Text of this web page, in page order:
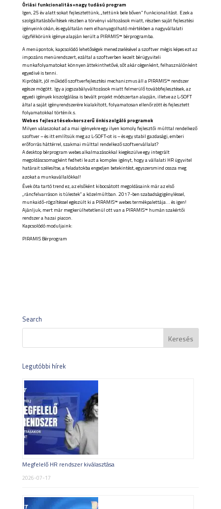
Óriási funkcionalitás=nagy tudású program
Igen, 25 év alatt sokat fejlesztettünk, „tettünk bele bőven” funkcionalitást. Ezek a
szolgáltatásbővítések részben a törvényi változások miatt, részben saját fejlesztési
igényeink okán, és egyáltalán nem elhanyagolható mértékben a nagyvállalati
ügyfélkörünk igénye alapján került a PIRAMIS™ bérprogramba.
A menüpontok, kapcsolódó lehetőségek menedzselésével a szoftver mégis képes ezt az
impozáns menürendszert, ezáltal a szoftverben kezelt bérügyviteli
munkafolyamatokat könnyen áttekinthetővé, sőt akár cégenként, felhasználónként
egyedivé is tenni.
Kipróbált, jól működő szoftverfejlesztési mechanizmus áll a PIRAMIS™ rendszer
egésze mögött. Igy a jogszabályváltozások miatt felmerülő továbbfejlesztések, az
egyedi igények kiszolgálása is bevált projekt módszertan alapján, illetve az L-SOFT
által a saját igényrendszerére kialakított, folyamatosan ellenőrzött és fejlesztett
folyamatokkal történik.s.
Webes fejlesztések=korszerű önkiszolgáló programok
Milyen válaszokat ad a mai igényekre egy ilyen komoly fejlesztői múlttal rendelkező
szoftver – és itt említsük meg az L-SOFT-ot is – és egy stabil gazdasági, emberi
erőforrás háttérrel, szakmai múlttal rendelkező szoftvervállalat?
A desktop bérprogram webes alkalmazásokkal kiegészülve egy integrált
megoldáscsomagként fedheti le azt a komplex igényt, hogy a vállalati HR ügyvitel
határait szélesítse, a feladatokba engedjen betekintést, egyszersmind ossza meg
azokat a munkavállalókkal!
Évek óta tartó trend ez, az elsőként kibocsátott megoldásaink már az első
„ráncfelvarráson is túlestek” a közelmúltban. 2017-ben szabadságigényléssel,
munkaidő-rögzítéssel egészült ki a PIRAMIS™ webes termékpalettája… és igen!
Ajánljuk, mert már megkerülhetetlenül ott van a PIRAMIS™ humán szakértői
rendszer a hazai piacon.
Kapcsolódó moduljaink:
PIRAMIS Bérprogram
Search
Legutóbbi hírek
Megfelelő HR rendszer kiválasztása
2026-07-17